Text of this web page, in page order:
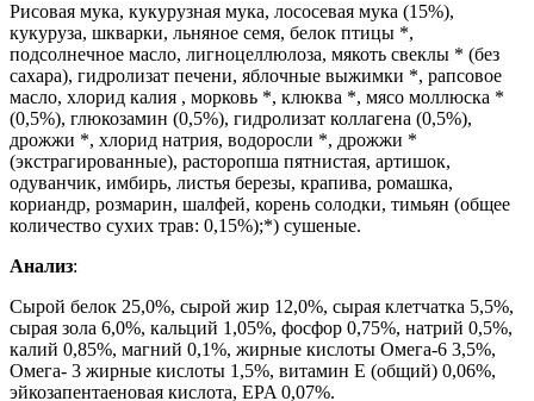
Рисовая мука, кукурузная мука, лососевая мука (15%),
кукуруза, шкварки, льняное семя, белок птицы *,
подсолнечное масло, лигноцеллюлоза, мякоть свеклы * (без
сахара), гидролизат печени, яблочные выжимки *, рапсовое
масло, хлорид калия , морковь *, клюква *, мясо моллюска *
(0,5%), глюкозамин (0,5%), гидролизат коллагена (0,5%),
дрожжи *, хлорид натрия, водоросли *, дрожжи *
(экстрагированные), расторопша пятнистая, артишок,
одуванчик, имбирь, листья березы, крапива, ромашка,
кориандр, розмарин, шалфей, корень солодки, тимьян (общее
количество сухих трав: 0,15%);*) сушеные.
Анализ:
Сырой белок 25,0%, сырой жир 12,0%, сырая клетчатка 5,5%,
сырая зола 6,0%, кальций 1,05%, фосфор 0,75%, натрий 0,5%,
калий 0,85%, магний 0,1%, жирные кислоты Омега-6 3,5%,
Омега- 3 жирные кислоты 1,5%, витамин Е (общий) 0,06%,
эйкозапентаеновая кислота, EPA 0,07%.